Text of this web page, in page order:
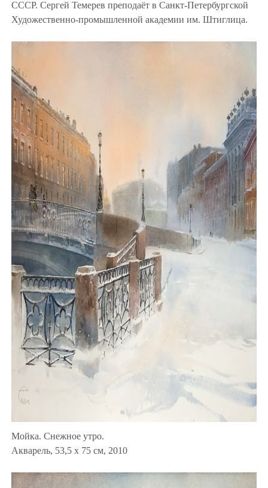
СССР. Сергей Темерев преподаёт в Санкт-Петербургской
Художественно-промышленной академии им. Штиглица.
Мойка. Снежное утро.
Акварель, 53,5 x 75 см, 2010